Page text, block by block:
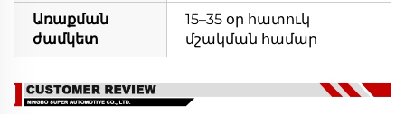
Առաքման
ժամկետ
15–35 օր հատուկ
մշակման համար